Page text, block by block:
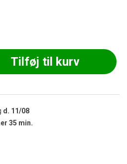
Tilføj til kurv
d. 11/08
35 min.